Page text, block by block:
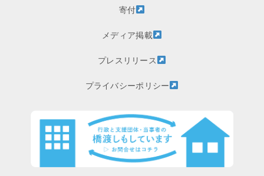
寄付
メディア掲載
プレスリリース
プライバシーポリシー